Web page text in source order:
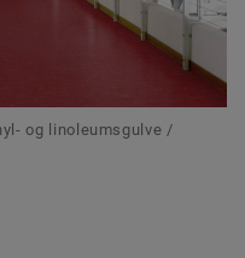
og linoleumsgulve /